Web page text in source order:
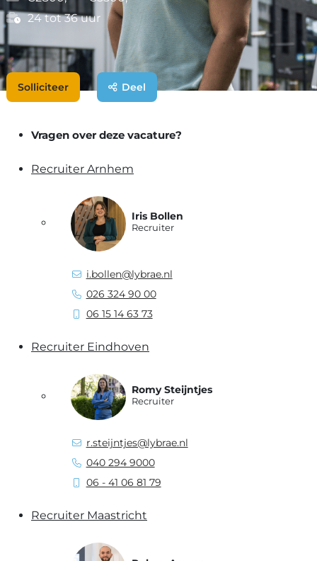
24 tot 36 uur
Solliciteer Deel
Vragen over deze vacature?
Recruiter Arnhem
Iris Bollen
Recruiter
i.bollen@lybrae.nl
026 324 90 00
06 15 14 63 73
Recruiter Eindhoven
Romy Steijntjes
Recruiter
r.steijntjes@lybrae.nl
040 294 9000
06 - 41 06 81 79
Recruiter Maastricht